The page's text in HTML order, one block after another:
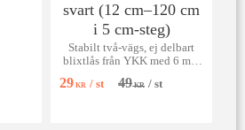
svart (12 cm–120 cm
i 5 cm-steg)
Stabilt två-vägs, ej delbart
blixtlås från YKK med 6 mm
och 15 cm, därefter i 5 cm-
29 KR / st 49KR / st